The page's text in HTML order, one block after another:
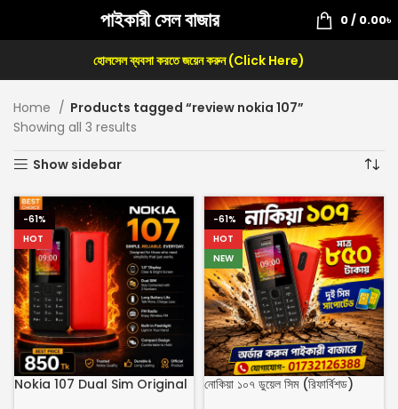
পাইকারী সেল বাজার 0/ 0.00৳
হোলসেল ব্যবসা করতে জয়েন করুন (Click Here)
Home
Products tagged “review nokia 107”
Showing all 3 results
Show sidebar
-61%
HOT
Nokia 107 Dual Sim Original
-61%
HOT
NEW
নোকিয়া ১০৭ ডুয়েল সিম (রিফার্বিশড)